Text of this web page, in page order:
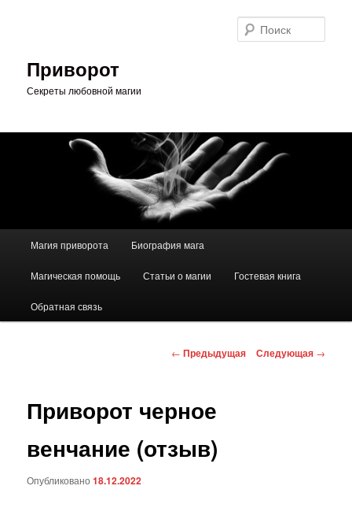
Приворот
Секреты любовной магии
Магия приворота Биография мага
Магическая помощь Статьи о магии Гостевая книга
Обратная связь
Навигация
← Предыдущая Следующая →
Приворот черное
венчание (отзыв)
Опубликовано18.12.2022